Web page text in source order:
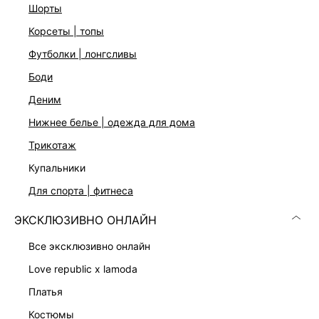
шорты
корсеты | топы
футболки | лонгсливы
боди
деним
нижнее белье | одежда для дома
трикотаж
купальники
для спорта | фитнеса
ЭКСКЛЮЗИВНО ОНЛАЙН
все эксклюзивно онлайн
love republic x lamoda
платья
костюмы
Подробные условия доставки и возврата
КАТАЛОГ
КОМПАНИЯ
КЛИЕНТАМ